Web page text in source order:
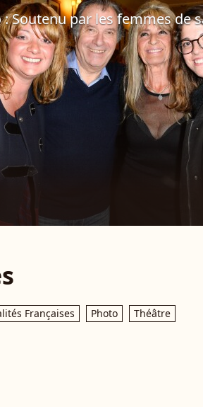
: Soutenu par les femmes de
Françaises Photo Théâtre